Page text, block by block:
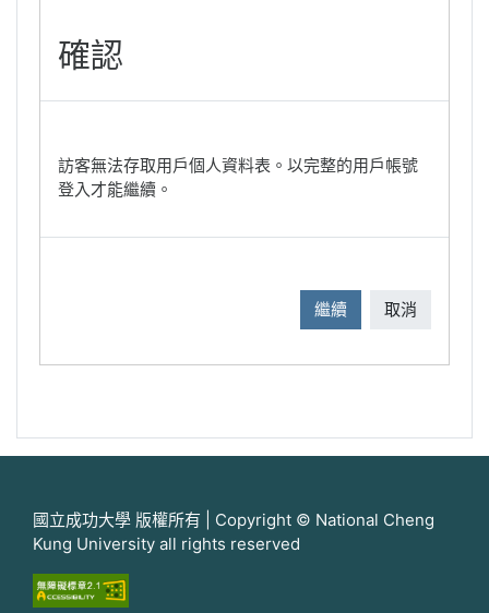
確認
訪客無法存取用戶個人資料表。以完整的用戶帳號
登入才能繼續。
繼續 取消
國立成功大學 版權所有 | Copyright © National Cheng
Kung University all rights reserved